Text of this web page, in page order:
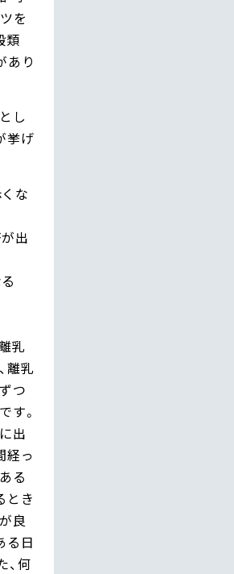
を
類
あり
し
挙げ
な
出
乳
離乳
つ
す。
出
経っ
る
とき
良
る日
、何